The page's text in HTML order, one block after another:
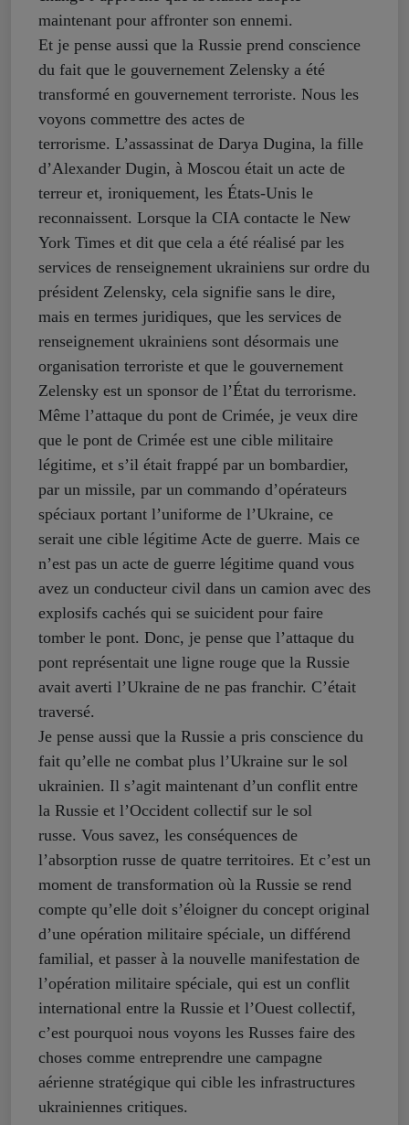
maintenant pour affronter son ennemi.
Et je pense aussi que la Russie prend conscience
du fait que le gouvernement Zelensky a été
transformé en gouvernement terroriste. Nous les
voyons commettre des actes de
terrorisme. L’assassinat de Darya Dugina, la fille
d’Alexander Dugin, à Moscou était un acte de
terreur et, ironiquement, les États-Unis le
reconnaissent. Lorsque la CIA contacte le New
York Times et dit que cela a été réalisé par les
services de renseignement ukrainiens sur ordre du
président Zelensky, cela signifie sans le dire,
mais en termes juridiques, que les services de
renseignement ukrainiens sont désormais une
organisation terroriste et que le gouvernement
Zelensky est un sponsor de l’État du terrorisme.
Même l’attaque du pont de Crimée, je veux dire
que le pont de Crimée est une cible militaire
légitime, et s’il était frappé par un bombardier,
par un missile, par un commando d’opérateurs
spéciaux portant l’uniforme de l’Ukraine, ce
serait une cible légitime Acte de guerre. Mais ce
n’est pas un acte de guerre légitime quand vous
avez un conducteur civil dans un camion avec des
explosifs cachés qui se suicident pour faire
tomber le pont. Donc, je pense que l’attaque du
pont représentait une ligne rouge que la Russie
avait averti l’Ukraine de ne pas franchir. C’était
traversé.
Je pense aussi que la Russie a pris conscience du
fait qu’elle ne combat plus l’Ukraine sur le sol
ukrainien. Il s’agit maintenant d’un conflit entre
la Russie et l’Occident collectif sur le sol
russe. Vous savez, les conséquences de
l’absorption russe de quatre territoires. Et c’est un
moment de transformation où la Russie se rend
compte qu’elle doit s’éloigner du concept original
d’une opération militaire spéciale, un différend
familial, et passer à la nouvelle manifestation de
l’opération militaire spéciale, qui est un conflit
international entre la Russie et l’Ouest collectif,
c’est pourquoi nous voyons les Russes faire des
choses comme entreprendre une campagne
aérienne stratégique qui cible les infrastructures
ukrainiennes critiques.